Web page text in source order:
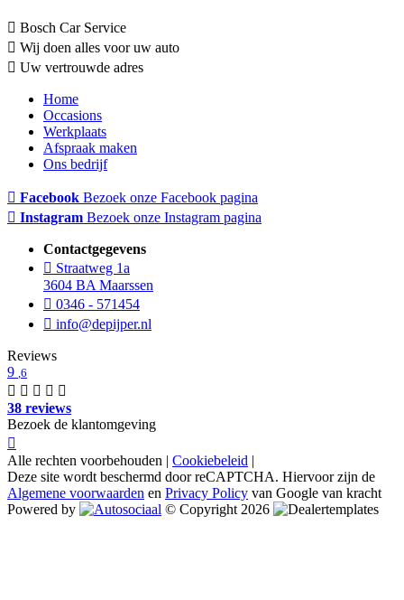
Bosch Car Service
Wij doen alles voor uw auto
Uw vertrouwde adres
Home
Occasions
Werkplaats
Afspraak maken
Ons bedrijf
Facebook Bezoek onze Facebook pagina
Instagram Bezoek onze Instagram pagina
Contactgegevens
Straatweg 1a
3604 BA Maarssen
0346 - 571454
info@depijper.nl
Reviews
9 ,6
38 reviews
Bezoek de klantomgeving
Alle rechten voorbehouden | Cookiebeleid |
Deze site wordt beschermd door reCAPTCHA. Hiervoor zijn de
Algemene voorwaarden en Privacy Policy van Google van kracht
Powered by
© Copyright 2026